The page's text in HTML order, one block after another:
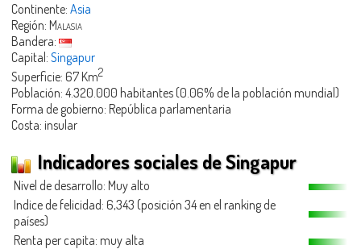
Continente: Asia
Región: Malasia
Bandera:
Capital: Singapur
Superficie: 67 Km2
Población: 4.320.000 habitantes (0.06% de la población mundial)
Forma de gobierno: República parlamentaria
Costa: insular
Indicadores sociales de Singapur
Nivel de desarrollo: Muy alto
Indice de felicidad: 6,343 (posición 34 en el ranking de
países)
Renta per capita: muy alta